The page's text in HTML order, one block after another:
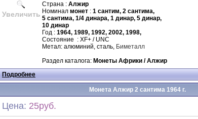
Увеличить
Страна : Алжир
Номинал монет : 1 сантим, 2 сантима,
5 сантима, 1/4 динара, 1 динар, 5 динар,
10 динар
Год : 1964, 1989, 1992, 2002, 1998,
Состояние : XF+ / UNC
Метал: алюминий, сталь, Биметалл
Раздел каталога: Монеты Африки / Алжир
Подробнее
Монета Алжир 2 сантима 1964 г.
Цена: 25руб.